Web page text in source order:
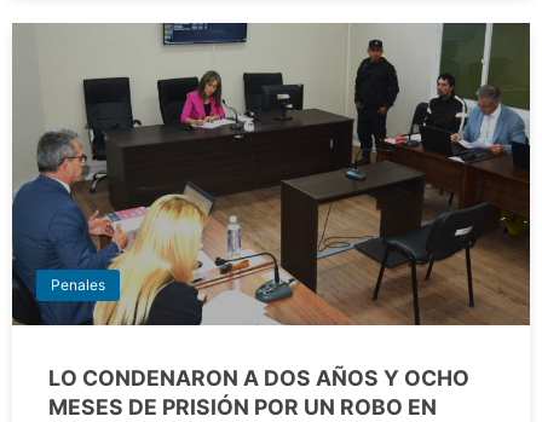
Penales
LO CONDENARON A DOS AÑOS Y OCHO
MESES DE PRISIÓN POR UN ROBO EN